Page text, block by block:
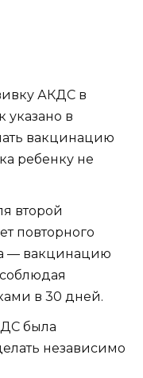
АКДС в
указано в
вакцинацию
ребенку не
второй
повторного
— вакцинацию
в 30 дней.
была
независимо